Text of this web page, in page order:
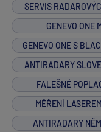
SERVIS
GENEVO ONE
GENEVO ONE S
ANTIRADARY
FALEŠNÉ
MĚŘENÍ LASEREM
ANTIRADARY